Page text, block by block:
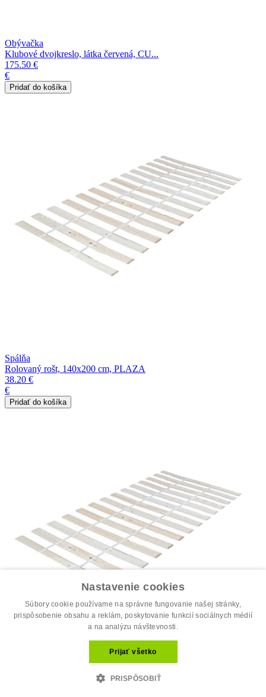
Obývačka
Klubové dvojkreslo, látka červená, CU...
175.50 €
€
Spálňa
Rolovaný rošt, 140x200 cm, PLAZA
38.20 €
€
Rolovaný rošt, 120x200 cm, PLAZA
Nastavenie cookies
Súbory cookie používame na správne fungovanie našej stránky,
prispôsobenie obsahu a reklám, poskytovanie funkcií sociálnych médií
a na analýzu návštevnosti.
Prijať všetko
PRISPÔSOBIŤ